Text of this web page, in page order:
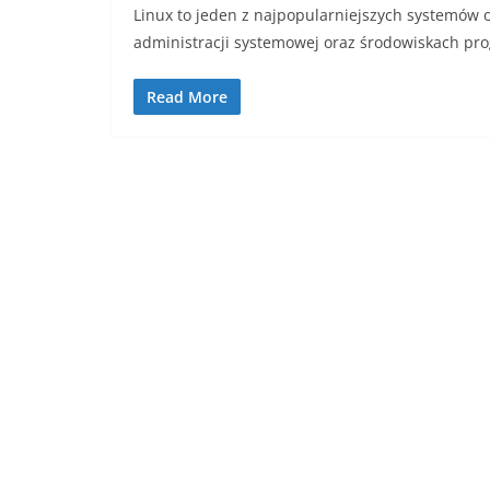
Linux to jeden z najpopularniejszych systemów
administracji systemowej oraz środowiskach
Read More